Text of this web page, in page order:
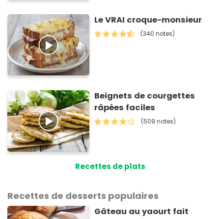
Le VRAI croque-monsieur
(340 notes)
Beignets de courgettes
râpées faciles
(509 notes)
Recettes de plats
Recettes de desserts populaires
Gâteau au yaourt fait